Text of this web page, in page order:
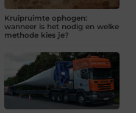
Kruipruimte ophogen:
wanneer is het nodig en welke
methode kies je?